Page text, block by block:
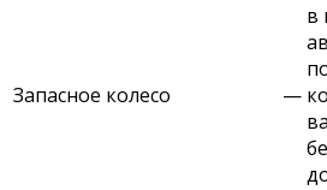
Запасное колесо —
в